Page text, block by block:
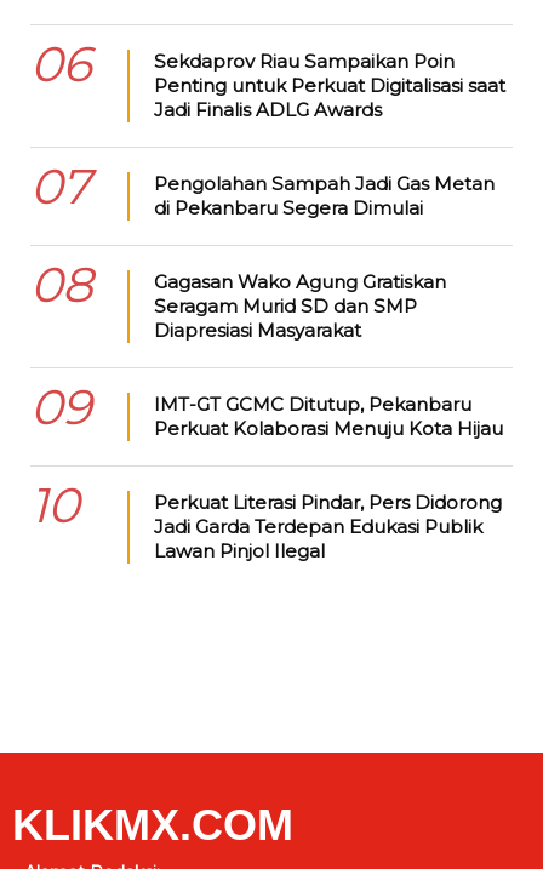
06
Sekdaprov Riau Sampaikan Poin
Penting untuk Perkuat Digitalisasi saat
Jadi Finalis ADLG Awards
07
Pengolahan Sampah Jadi Gas Metan
di Pekanbaru Segera Dimulai
08
Gagasan Wako Agung Gratiskan
Seragam Murid SD dan SMP
Diapresiasi Masyarakat
09
IMT-GT GCMC Ditutup, Pekanbaru
Perkuat Kolaborasi Menuju Kota Hijau
10
Perkuat Literasi Pindar, Pers Didorong
Jadi Garda Terdepan Edukasi Publik
Lawan Pinjol Ilegal
KLIKMX.COM